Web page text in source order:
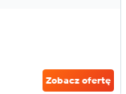
Zobacz ofertę